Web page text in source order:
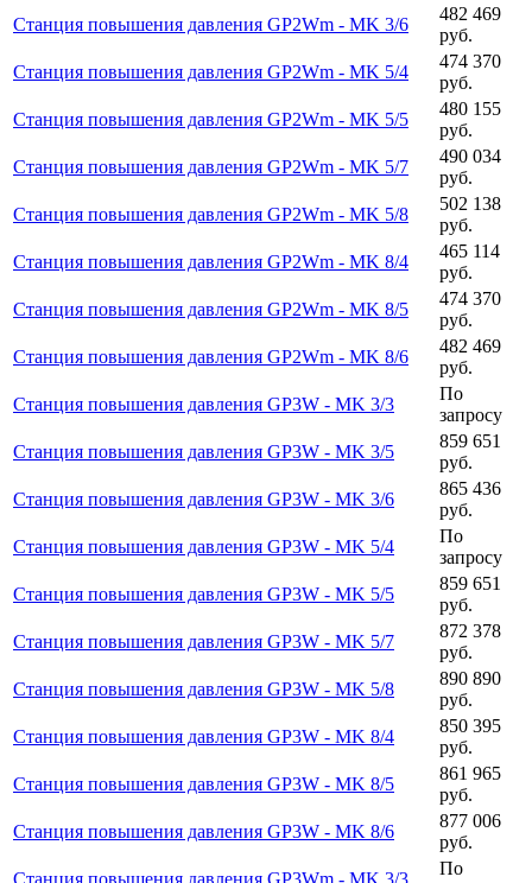
Станция повышения давления GP2Wm - MK 3/6
482 469
руб.
Станция повышения давления GP2Wm - MK 5/4
474 370
руб.
Станция повышения давления GP2Wm - MK 5/5
480 155
руб.
Станция повышения давления GP2Wm - MK 5/7
490 034
руб.
Станция повышения давления GP2Wm - MK 5/8
502 138
руб.
Станция повышения давления GP2Wm - MK 8/4
465 114
руб.
Станция повышения давления GP2Wm - MK 8/5
474 370
руб.
Станция повышения давления GP2Wm - MK 8/6
482 469
руб.
Станция повышения давления GP3W - MK 3/3
По
запросу
Станция повышения давления GP3W - MK 3/5
859 651
руб.
Станция повышения давления GP3W - MK 3/6
865 436
руб.
Станция повышения давления GP3W - MK 5/4
По
запросу
Станция повышения давления GP3W - MK 5/5
859 651
руб.
Станция повышения давления GP3W - MK 5/7
872 378
руб.
Станция повышения давления GP3W - MK 5/8
890 890
руб.
Станция повышения давления GP3W - MK 8/4
850 395
руб.
Станция повышения давления GP3W - MK 8/5
861 965
руб.
Станция повышения давления GP3W - MK 8/6
877 006
руб.
По